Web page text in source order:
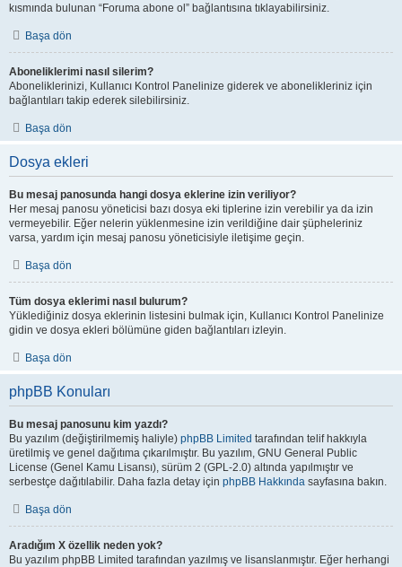
kısmında bulunan “Foruma abone ol” bağlantısına tıklayabilirsiniz.
Başa dön
Aboneliklerimi nasıl silerim?
Aboneliklerinizi, Kullanıcı Kontrol Panelinize giderek ve abonelikleriniz için
bağlantıları takip ederek silebilirsiniz.
Başa dön
Dosya ekleri
Bu mesaj panosunda hangi dosya eklerine izin veriliyor?
Her mesaj panosu yöneticisi bazı dosya eki tiplerine izin verebilir ya da izin
vermeyebilir. Eğer nelerin yüklenmesine izin verildiğine dair şüpheleriniz
varsa, yardım için mesaj panosu yöneticisiyle iletişime geçin.
Başa dön
Tüm dosya eklerimi nasıl bulurum?
Yüklediğiniz dosya eklerinin listesini bulmak için, Kullanıcı Kontrol Panelinize
gidin ve dosya ekleri bölümüne giden bağlantıları izleyin.
Başa dön
phpBB Konuları
Bu mesaj panosunu kim yazdı?
Bu yazılım (değiştirilmemiş haliyle) phpBB Limited tarafından telif hakkıyla
üretilmiş ve genel dağıtıma çıkarılmıştır. Bu yazılım, GNU General Public
License (Genel Kamu Lisansı), sürüm 2 (GPL-2.0) altında yapılmıştır ve
serbestçe dağıtılabilir. Daha fazla detay için phpBB Hakkında sayfasına bakın.
Başa dön
Aradığım X özellik neden yok?
Bu yazılım phpBB Limited tarafından yazılmış ve lisanslanmıştır. Eğer herhangi